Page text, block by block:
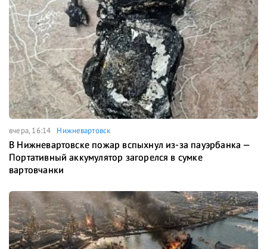
вчера, 16:14 Нижневартовск
В Нижневартовске пожар вспыхнул из-за пауэрбанка —
Портативный аккумулятор загорелся в сумке
вартовчанки